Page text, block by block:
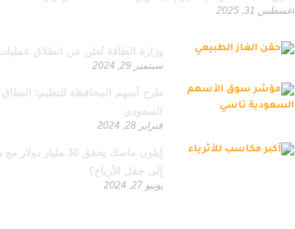
أغسطس 31, 2025
وزارة الطاقة تُعلن عن انطلاق
سبتمبر 29, 2024
طرح أسهم المحافظة للتعليم:
السعودي
فبراير 28, 2024
إيلون ماسك يحقق 30
إلى حفل الأرباح؟
يونيو 27, 2024